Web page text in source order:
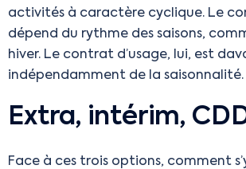
activités à caractère cyclique. Le
dépend du rythme des saisons,
hiver. Le contrat d’usage, lui, est
indépendamment de la saisonnalité.
Extra, intérim,
Face à ces trois options, comment